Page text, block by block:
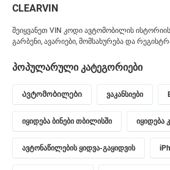
CLEARVIN
შეიყვანეთ VIN კოდი ავტომობილის
გარბენი, ავარიები, მომსახურება და
პოპულარული კატეგორიები
Ავტომობილები ვაკანსიები
იყიდება ბინები თბილისში იყიდება
ავტონაწილების ყიდვა-გაყიდვის